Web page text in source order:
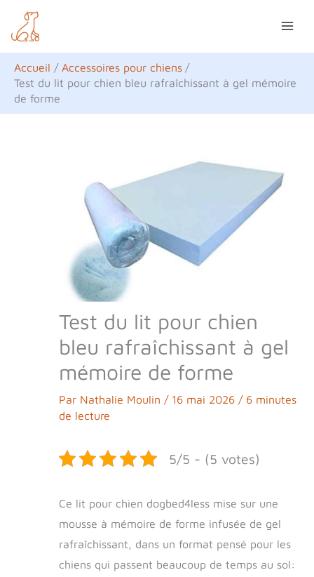
contenu
Accueil
Accessoires pour chiens
Test du lit pour chien bleu rafraîchissant à gel mémoire
de forme
Test du lit pour chien
bleu rafraîchissant à gel
mémoire de forme
Par Nathalie Moulin / 16 mai 2026 / 6 minutes
de lecture
5/5 - (5 votes)
Ce lit pour chien dogbed4less mise sur une
mousse à mémoire de forme infusée de gel
rafraîchissant, dans un format pensé pour les
chiens qui passent beaucoup de temps au sol:
e
c
h
e